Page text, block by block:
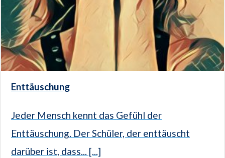
Enttäuschung
Jeder Mensch kennt das Gefühl der
Enttäuschung. Der Schüler, der enttäuscht
darüber ist, dass... [...]